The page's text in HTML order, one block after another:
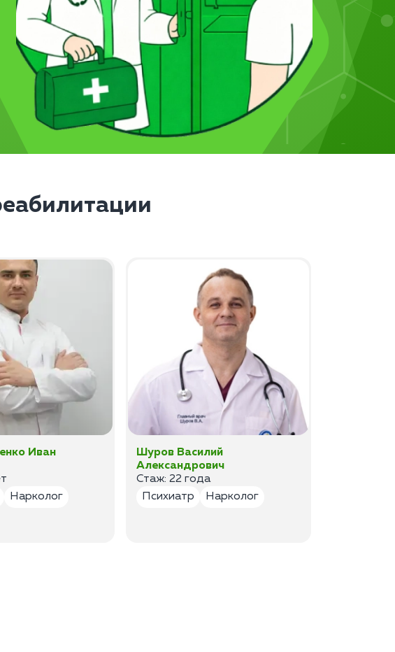
Иван
Нарколог
Шуров Василий
Александрович
Стаж: 22 года
Психиатр
Нарколог